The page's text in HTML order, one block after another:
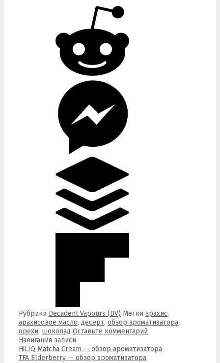
Рубрики Decadent Vapours (DV) Метки арахис,
арахисовое масло, десерт, обзор ароматизатора,
орехи, шоколад Оставьте комментарий
Навигация записи
HiLIQ Matcha Cream — обзор ароматизатора
TFA Elderberry — обзор ароматизатора